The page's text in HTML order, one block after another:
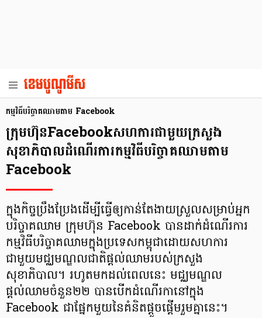
កម្មវិធីបរិច្ចាគឈាមតាម Facebook
ក្រុមហ៊ុនFacebookសហការជាមួយក្រសួង
សុខាភិបាលដំណើរការកម្មវិធីបរិច្ចាគឈាមតាម
Facebook
ក្នុងកិច្ចប្រឹងប្រែងដើម្បីធ្វើឲ្យកាន់តែងាយស្រួលសម្រាប់អ្នក
បរិច្ចាគឈាម ក្រុមហ៊ុន Facebook បានដាក់ដំណើរការ
កម្មវិធីបរិច្ចាគឈាមក្នុងប្រទេសកម្ពុជាដោយសហការ
ជាមួយមជ្ឈមណ្ឌលជាតិផ្តល់ឈាមរបស់ក្រសួង
សុខាភិបាល។ រហូតមកដល់ពេលនេះ មជ្ឈមណ្ឌល
ផ្តល់ឈាមចំនួន២២ បានបើកដំណើរកានៅក្នុង
Facebook ជាផ្នែកមួយនៃគំនិតផ្តួចផ្តើមរួមគ្នានេះ។